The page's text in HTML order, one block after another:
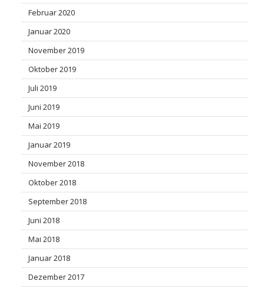
Februar 2020
Januar 2020
November 2019
Oktober 2019
Juli 2019
Juni 2019
Mai 2019
Januar 2019
November 2018
Oktober 2018
September 2018
Juni 2018
Mai 2018
Januar 2018
Dezember 2017